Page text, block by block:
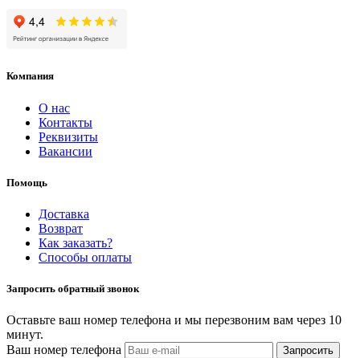
Компания
О нас
Контакты
Реквизиты
Вакансии
Помощь
Доставка
Возврат
Как заказать?
Способы оплаты
Запросить обратный звонок
Оставьте ваш номер телефона и мы перезвоним вам через 10
минут.
Ваш номер телефона
Запросить